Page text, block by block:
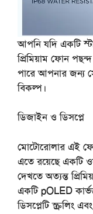
আপনি যদি একটি
প্রিমিয়াম ফোন
পারে আপনার জন্য
বিকল্প।
ডিজাইন ও ডিসপ্লে
মোটোরোলার এই
এতে রয়েছে একটি
দেখতে অত্যন্ত
একটি pOLED
ডিসপ্লেটি স্ক্রলিং